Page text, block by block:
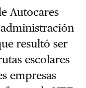
Autocares
resultó ser
escolares
empresas